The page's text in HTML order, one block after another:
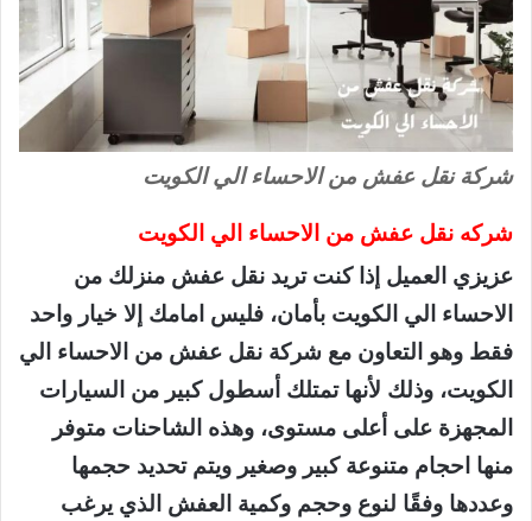
شركة نقل عفش من الاحساء الي الكويت
شركه نقل عفش من الاحساء الي الكويت
عزيزي العميل إذا كنت تريد نقل عفش منزلك من
الاحساء الي الكويت بأمان، فليس امامك إلا خيار واحد
فقط وهو التعاون مع شركة نقل عفش من الاحساء الي
الكويت، وذلك لأنها تمتلك أسطول كبير من السيارات
المجهزة على أعلى مستوى، وهذه الشاحنات متوفر
منها احجام متنوعة كبير وصغير ويتم تحديد حجمها
وعددها وفقًا لنوع وحجم وكمية العفش الذي يرغب